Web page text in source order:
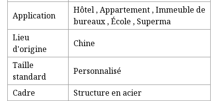
Application
Hôtel , Appartement , Immeuble de
bureaux , École , Superma
Lieu
d'origine
Chine
Taille
standard
Personnalisé
Cadre Structure en acier